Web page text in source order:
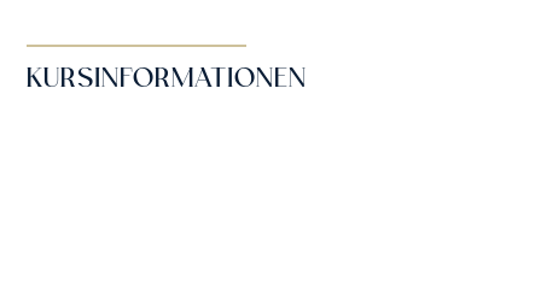
KURSINFORMATIONEN